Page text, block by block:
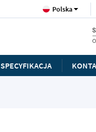
Polska
SPECYFIKACJA